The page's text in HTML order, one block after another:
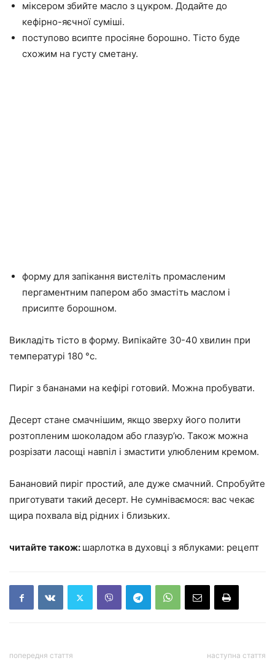
міксером збийте масло з цукром. Додайте до
кефірно-яєчної суміші.
поступово всипте просіяне борошно. Тісто буде
схожим на густу сметану.
форму для запікання вистеліть промасленим
пергаментним папером або змастіть маслом і
присипте борошном.
Викладіть тісто в форму. Випікайте 30-40 хвилин при
температурі 180 °с.
Пиріг з бананами на кефірі готовий. Можна пробувати.
Десерт стане смачнішим, якщо зверху його полити
розтопленим шоколадом або глазур’ю. Також можна
розрізати ласощі навпіл і змастити улюбленим кремом.
Банановий пиріг простий, але дуже смачний. Спробуйте
приготувати такий десерт. Не сумніваємося: вас чекає
щира похвала від рідних і близьких.
читайте також: шарлотка в духовці з яблуками: рецепт
попередня стаття наступна стаття